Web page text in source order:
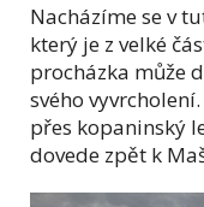
Nacházíme se v
který je z velké
procházka může
svého
přes kopaninský
dovede zpět k